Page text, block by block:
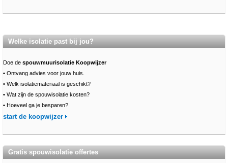
Welke isolatie past bij jou?
Doe de spouwmuurisolatie Koopwijzer
• Ontvang advies voor jouw huis.
• Welk isolatiemateriaal is geschikt?
• Wat zijn de spouwisolatie kosten?
• Hoeveel ga je besparen?
start de koopwijzer
Gratis spouwisolatie offertes